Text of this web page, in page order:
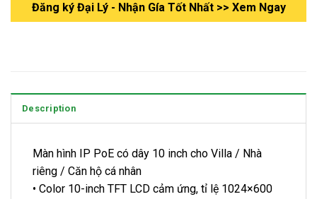
Đăng ký Đại Lý - Nhận Gía Tốt Nhất >> Xem Ngay
Description
Màn hình IP PoE có dây 10 inch cho Villa / Nhà
riêng / Căn hộ cá nhân
• Color 10-inch TFT LCD cảm ứng, tỉ lệ 1024×600